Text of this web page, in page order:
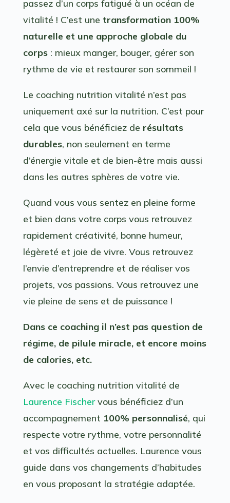
passez d’un corps fatigué à un océan de
vitalité ! C’est une transformation 100%
naturelle et une approche globale du
corps: mieux manger, bouger, gérer son
rythme de vie et restaurer son sommeil !
Le coaching nutrition vitalité n’est pas
uniquement axé sur la nutrition. C’est pour
cela que vous bénéficiez de résultats
durables, non seulement en terme
d’énergie vitale et de bien-être mais aussi
dans les autres sphères de votre vie.
Quand vous vous sentez en pleine forme
et bien dans votre corps vous retrouvez
rapidement créativité, bonne humeur,
légèreté et joie de vivre. Vous retrouvez
l’envie d’entreprendre et de réaliser vos
projets, vos passions. Vous retrouvez une
vie pleine de sens et de puissance !
Dans ce coaching il n’est pas question de
régime, de pilule miracle, et encore moins
de calories, etc.
Avec le coaching nutrition vitalité de
Laurence Fischervous bénéficiez d’un
accompagnement 100% personnalisé, qui
respecte votre rythme, votre personnalité
et vos difficultés actuelles. Laurence vous
guide dans vos changements d’habitudes
en vous proposant la stratégie adaptée.